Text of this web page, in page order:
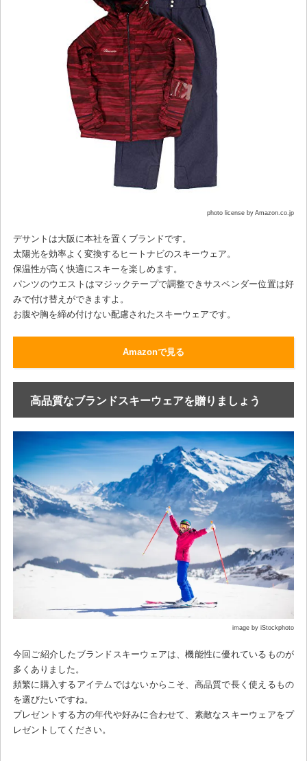
photo license by Amazon.co.jp
デサントは大阪に本社を置くブランドです。
太陽光を効率よく変換するヒートナビのスキーウェア。
保温性が高く快適にスキーを楽しめます。
パンツのウエストはマジックテープで調整できサスペンダー位置は好
みで付け替えができますよ。
お腹や胸を締め付けない配慮されたスキーウェアです。
Amazonで見る
高品質なブランドスキーウェアを贈りましょう
image by iStockphoto
今回ご紹介したブランドスキーウェアは、機能性に優れているものが
多くありました。
頻繁に購入するアイテムではないからこそ、高品質で長く使えるもの
を選びたいですね。
プレゼントする方の年代や好みに合わせて、素敵なスキーウェアをプ
レゼントしてください。